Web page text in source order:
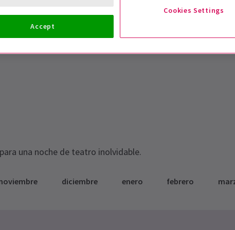
una noche de teatro inolvidable.
diciembre enero febrero
Cookies Settings
Accept